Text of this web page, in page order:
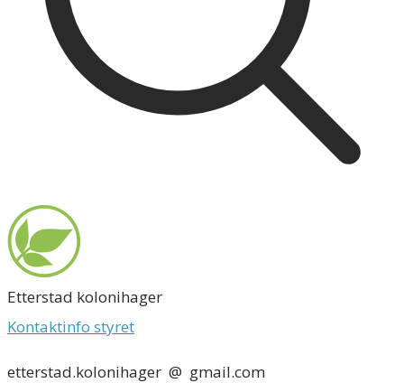
Etterstad kolonihager
Kontaktinfo styret
​etterstad.kolonihager @ gmail.com